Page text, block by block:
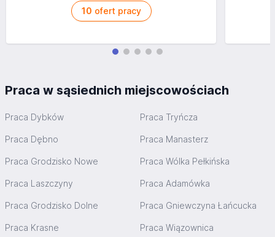
10 ofert pracy
Praca w sąsiednich miejscowościach
Praca Dybków Praca Tryńcza
Praca Dębno Praca Manasterz
Praca Grodzisko Nowe Praca Wólka Pełkińska
Praca Laszczyny Praca Adamówka
Praca Grodzisko Dolne Praca Gniewczyna Łańcucka
Praca Krasne Praca Wiązownica